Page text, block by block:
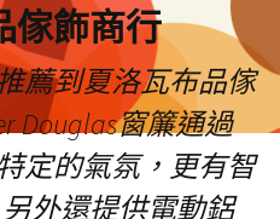
傢飾商行
薦到夏洛瓦布品傢
Douglas窗簾通過
定的氣氛，更有智
外還提供電動鋁